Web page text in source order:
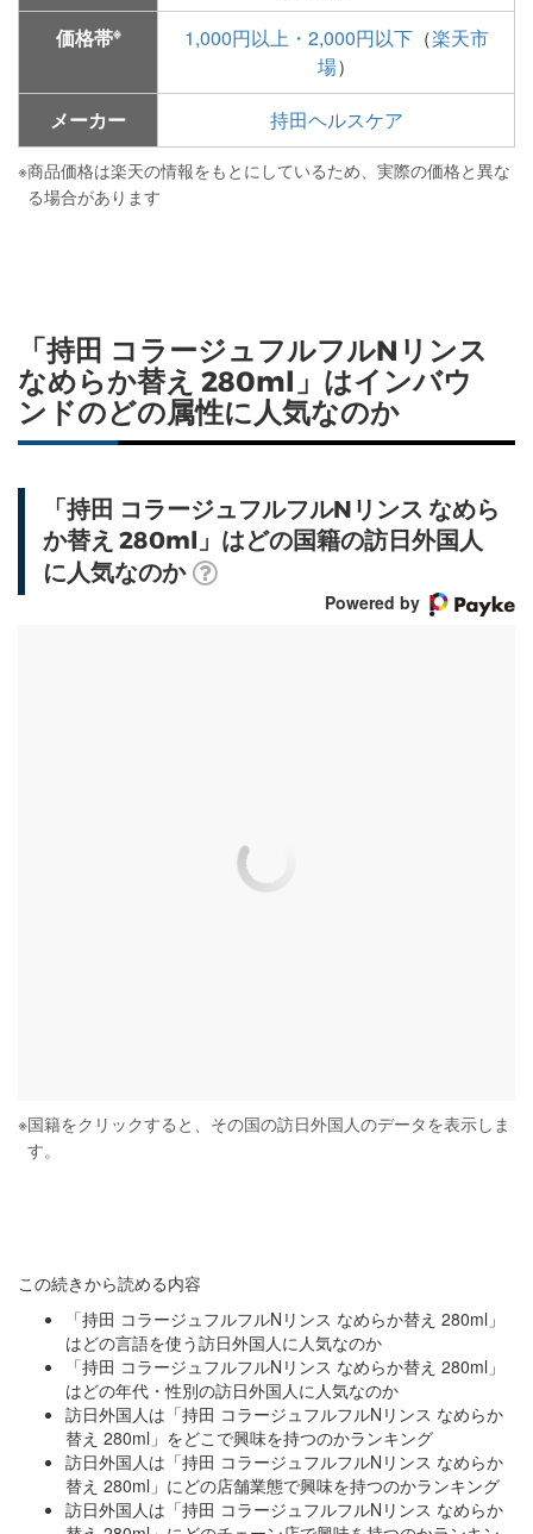
価格帯※ 1,000円以上・2,000円以下（楽天市
場）
メーカー
持田ヘルスケア
※商品価格は楽天の情報をもとにしているため、実際の価格と異な
る場合があります
「持田 コラージュフルフルNリンス
なめらか替え 280ml」はインバウ
ンドのどの属性に人気なのか
「持田 コラージュフルフルNリンス なめら
か替え 280ml」はどの国籍の訪日外国人
に人気なのか
Powered by
※国籍をクリックすると、その国の訪日外国人のデータを表示しま
す。
この続きから読める内容
「持田 コラージュフルフルNリンス なめらか替え 280ml」
はどの言語を使う訪日外国人に人気なのか
「持田 コラージュフルフルNリンス なめらか替え 280ml」
はどの年代・性別の訪日外国人に人気なのか
訪日外国人は「持田 コラージュフルフルNリンス なめらか
替え 280ml」をどこで興味を持つのかランキング
訪日外国人は「持田 コラージュフルフルNリンス なめらか
替え 280ml」にどの店舗業態で興味を持つのかランキング
訪日外国人は「持田 コラージュフルフルNリンス なめらか